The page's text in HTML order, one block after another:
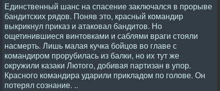
Единственный шанс на спасение заключался в прорыве
бандитских рядов. Поняв это, красный командир
выкрикнул приказ и атаковал бандитов. Но
ощетинившиеся винтовками и саблями враги стояли
насмерть. Лишь малая кучка бойцов во главе с
командиром прорубилась из балки, но их тут же
окружили казаки Лютого, добивая партизан в упор.
Красного командира ударили прикладом по голове. Он
потерял сознание. ..